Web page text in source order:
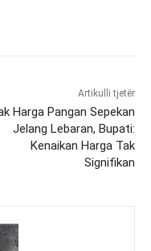
Artikulli tjetër
Harga Pangan Sepekan
Jelang Lebaran, Bupati:
Kenaikan Harga Tak
Signifikan